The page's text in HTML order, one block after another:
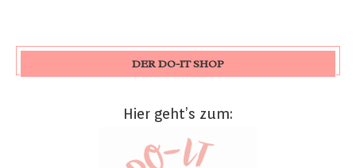
DER DO-IT SHOP
Hier geht’s zum: